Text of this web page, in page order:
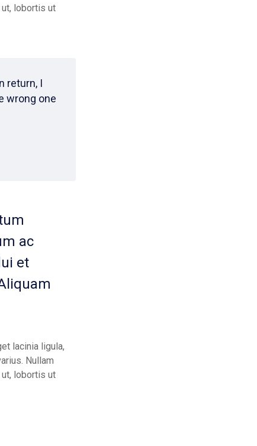
lobortis ut
return, I
wrong one
ac
et
lacinia ligula,
Nullam
lobortis ut